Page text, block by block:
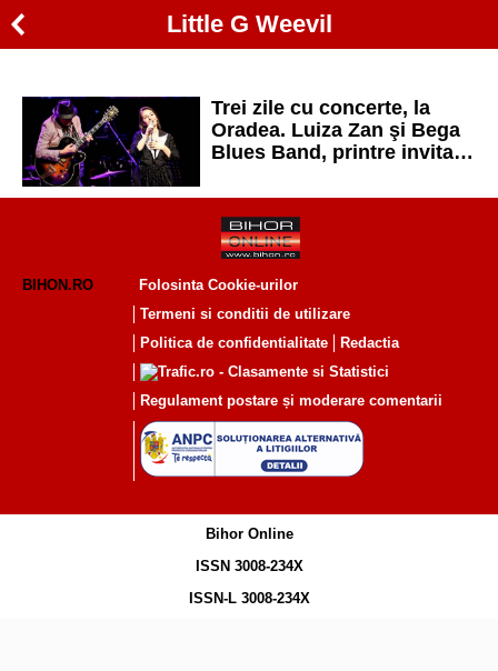
Little G Weevil
Trei zile cu concerte, la
Oradea. Luiza Zan şi Bega
Blues Band, printre invitaţii
Weekend
BIHON.RO
Folosinta Cookie-urilor
Termeni si conditii de utilizare
Politica de confidentialitate
Redactia
Regulament postare și moderare comentarii
Bihor Online
ISSN 3008-234X
ISSN-L 3008-234X